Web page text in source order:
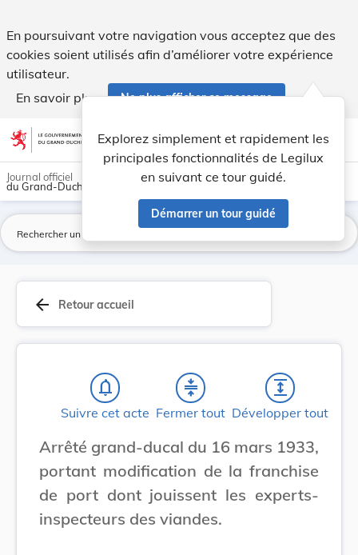
En poursuivant votre navigation vous acceptez que des
cookies soient utilisés afin d’améliorer votre expérience
utilisateur.
En savoir plus
Ne plus afficher ce message
Aller au contenu account_circle help Aide
Explorez simplement et rapidement les
principales fonctionnalités de Legilux
en suivant ce tour guidé.
Démarrer un tour guidé
light_mode dark_mode
Journal officiel
du Grand-Duché de Luxembourg
arrow_back Retour accueil
notifications_none
Suivre cet acte
compress
Fermer tout
expand
Développer tout
Arrêté grand-ducal du 16 mars 1933,
portant modification de la franchise
de port dont jouissent les experts-
inspecteurs des viandes.